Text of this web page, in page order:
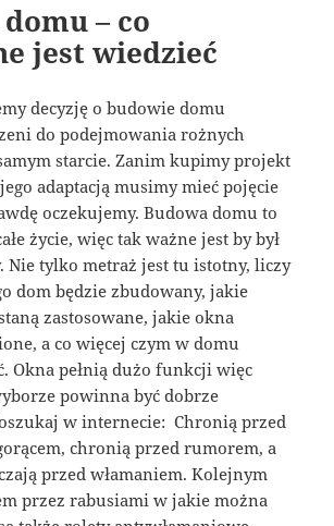
– co
jest wiedzieć
decyzję o budowie domu
do podejmowania rożnych
starcie. Zanim kupimy projekt
adaptacją musimy mieć pojęcie
oczekujemy. Budowa domu to
życie, więc tak ważne jest by był
Nie tylko metraż jest tu istotny, liczy
dom będzie zbudowany, jakie
zastosowane, jakie okna
a co więcej czym w domu
Okna pełnią dużo funkcji więc
powinna być dobrze
w internecie: Chronią przed
chronią przed rumorem, a
przed włamaniem. Kolejnym
przez rabusiami w jakie można